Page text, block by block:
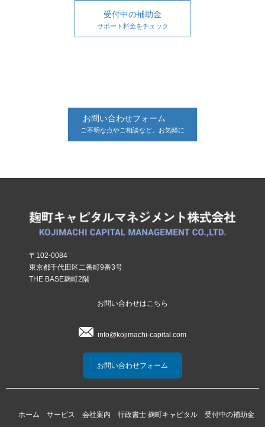
受付中の補助金
サポート料金をチェック
お問い合わせフォーム
ご不明な点やご相談など、お気軽に
〒102-0084
東京都千代田区二番町9番3号
THE BASE麹町2階
お問い合わせはこちら
info@kojimachi-capital.com
お問い合わせフォーム
ホーム サービス 会社案内 行政書士 麹町キャピタル 受付中の補助金